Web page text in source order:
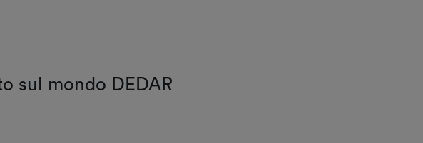
sul mondo DEDAR